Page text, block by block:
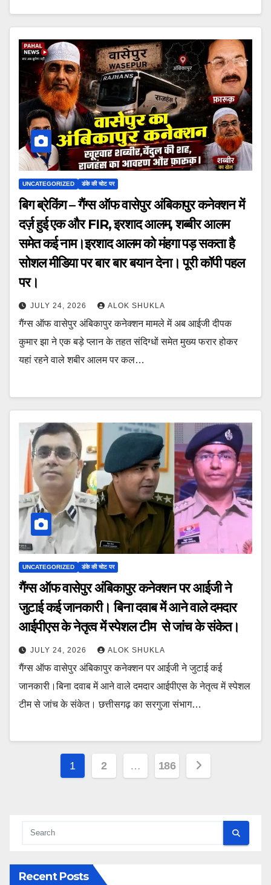
UNCATEGORIZED डंके की चोट पर
बिग ब्रेकिंग – गैंग्स ऑफ वासेपुर अंबिकापुर कनेक्शन में
दर्ज़ हुई एक और FIR, इरशाद आलम, शब्बीर आलम
समेत कई नाम।इरशाद आलम को मंहगा पड़ सकता है
सोशल मीडिया पर बार बार बयान देना। पूरी कॉपी पहल
पर।
JULY 24, 2026 ALOK SHUKLA
गैंग्स ऑफ वासेपुर अंबिकापुर कनेक्शन मामले में अब आईजी दीपक
कुमार झा ने एक बड़े प्लान के तहत संदिग्धों समेत मुख्य फरार होकर
यहां रहने वाले शबीर आलम पर कल…
UNCATEGORIZED डंके की चोट पर
गैंग्स ऑफ वासेपुर अंबिकापुर कनेक्शन पर आईजी ने
जुटाई कई जानकारी। बिना दवाब में आने वाले दमदार
आईपीएस के नेतृत्व में स्पेशल टीम से जांच के संकेत।
JULY 24, 2026 ALOK SHUKLA
गैंग्स ऑफ वासेपुर अंबिकापुर कनेक्शन पर आईजी ने जुटाई कई
जानकारी।बिना दवाब में आने वाले दमदार आईपीएस के नेतृत्व में स्पेशल
टीम से जांच के संकेत। छत्तीसगढ़ का सरगुजा संभाग…
Posts
1 2 … 186
Recent Posts